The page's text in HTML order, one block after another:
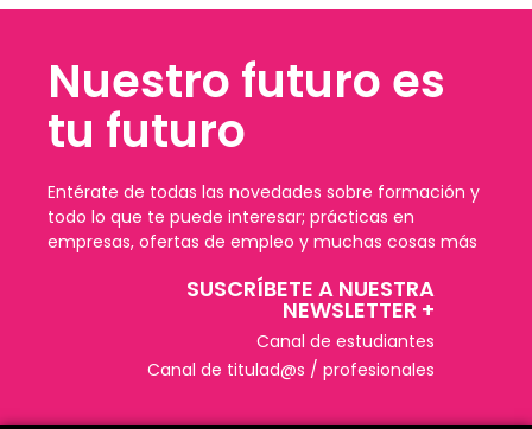
Nuestro futuro es
tu futuro
Entérate de todas las novedades sobre formación y
todo lo que te puede interesar; prácticas en
empresas, ofertas de empleo y muchas cosas más
SUSCRÍBETE A NUESTRA
NEWSLETTER +​
Canal de estudiantes
Canal de titulad@s / profesionales